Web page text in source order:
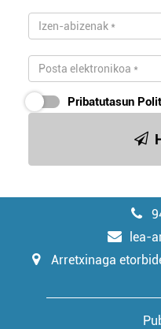
Pribatutasun
lea-
Arretxinaga